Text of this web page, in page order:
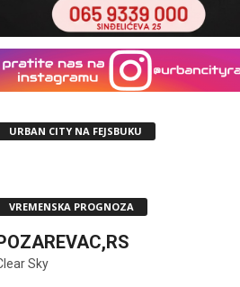
URBAN CITY NA FEJSBUKU
VREMENSKA PROGNOZA
Sky